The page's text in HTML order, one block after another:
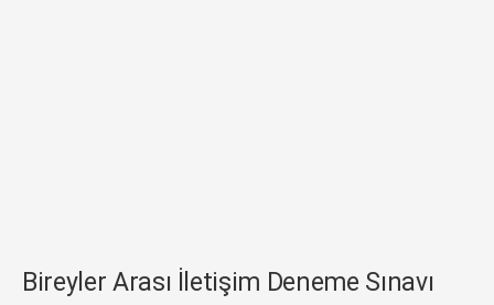
Bireyler Arası İletişim Deneme Sınavı